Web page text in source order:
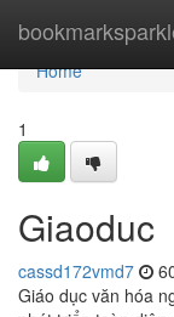
Home
Home
1
Giaoduc
cassd172vmd7
Giáo dục văn hóa